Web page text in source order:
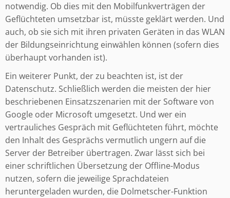
notwendig. Ob dies mit den Mobilfunkverträgen der
Geflüchteten umsetzbar ist, müsste geklärt werden. Und
auch, ob sie sich mit ihren privaten Geräten in das WLAN
der Bildungseinrichtung einwählen können (sofern dies
überhaupt vorhanden ist).
Ein weiterer Punkt, der zu beachten ist, ist der
Datenschutz. Schließlich werden die meisten der hier
beschriebenen Einsatzszenarien mit der Software von
Google oder Microsoft umgesetzt. Und wer ein
vertrauliches Gespräch mit Geflüchteten führt, möchte
den Inhalt des Gesprächs vermutlich ungern auf die
Server der Betreiber übertragen. Zwar lässt sich bei
einer schriftlichen Übersetzung der Offline-Modus
nutzen, sofern die jeweilige Sprachdateien
heruntergeladen wurden, die Dolmetscher-Funktion